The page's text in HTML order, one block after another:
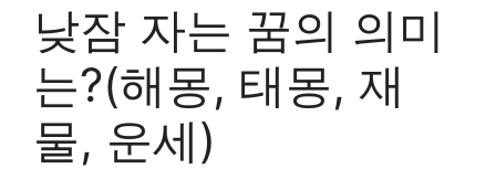
낮잠 자는 꿈의 의미
는?(해몽, 태몽, 재
물, 운세)